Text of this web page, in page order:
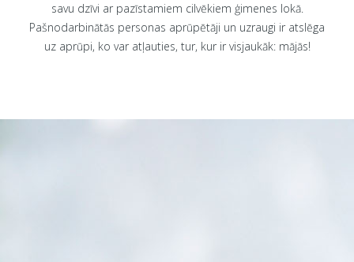
savu dzīvi ar pazīstamiem cilvēkiem ģimenes lokā.
Pašnodarbinātās personas aprūpētāji un uzraugi ir atslēga
uz aprūpi, ko var atļauties, tur, kur ir visjaukāk: mājās!